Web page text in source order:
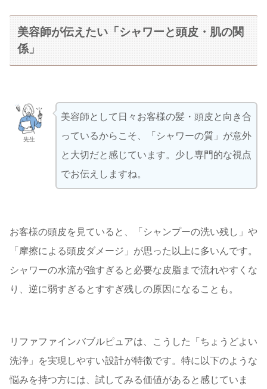
美容師が伝えたい「シャワーと頭皮・肌の関
係」
先生
美容師として日々お客様の髪・頭皮と向き合
っているからこそ、「シャワーの質」が意外
と大切だと感じています。少し専門的な視点
でお伝えしますね。
お客様の頭皮を見ていると、「シャンプーの洗い残し」や
「摩擦による頭皮ダメージ」が思った以上に多いんです。
シャワーの水流が強すぎると必要な皮脂まで流れやすくな
り、逆に弱すぎるとすすぎ残しの原因になることも。
リファファインバブルピュアは、こうした「ちょうどよい
洗浄」を実現しやすい設計が特徴です。特に以下のような
悩みを持つ方には、試してみる価値があると感じていま